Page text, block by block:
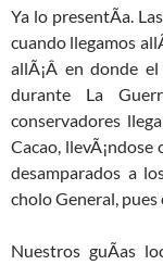
Ya lo presentÃ­a.
cuando llegamos
allÃ¡Â­ en donde
durante La
conservadores
Cacao,
desamparados a
cholo General,
Nuestros guÃ­as